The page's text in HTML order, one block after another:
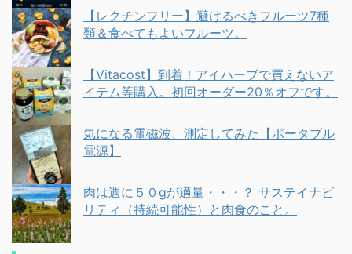
【レクチンフリー】避けるべきフルーツ7種
類＆食べてもよいフルーツ。
【Vitacost】到着！アイハーブで買えないア
イテム等購入。初回オーダー20％オフです。
気になる電磁波、測定してみた【ポータブル
電源】
肉は週に５０gが適量・・・？ サステイナビ
リティ（持続可能性）と肉食のこと。